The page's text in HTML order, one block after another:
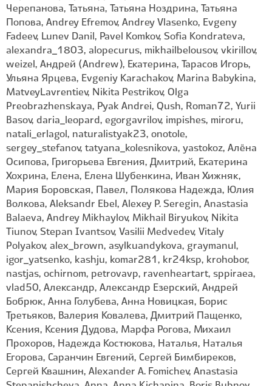
Черепанова, Татьяна, Татьяна Ноздрина, Татьяна
Попова, Andrey Efremov, Andrey Vlasenko, Evgeny
Fadeev, Lunev Danil, Pavel Komkov, Sofia Kondrateva,
alexandra_1803, alopecurus, mikhailbelousov, vkirillov,
weizel, Андрей (Andrew), Екатерина, Тарасов Игорь,
Ульяна Ярцева, Evgeniy Karachakov, Marina Babykina,
MatveyLavrentiev, Nikita Pestrikov, Olga
Preobrazhenskaya, Pyak Andrei, Qush, Roman72, Yurii
Basov, daria_leopard, egorgavrilov, impishes, miroru,
natali_erlagol, naturalistyak23, onotole,
sergey_stefanov, tatyana_kolesnikova, yastokoz, Алёна
Осипова, Григорьева Евгения, Дмитрий, Екатерина
Хохрина, Елена, Елена Шубенкина, Иван Хижняк,
Мария Боровская, Павел, Полякова Надежда, Юлия
Волкова, Aleksandr Ebel, Alexey P. Seregin, Anastasia
Balaeva, Andrey Mikhaylov, Mikhail Biryukov, Nikita
Tiunov, Stepan Ivantsov, Vasilii Medvedev, Vitaly
Polyakov, alex_brown, asylkuandykova, graymanul,
igor_yatsenko, kashju, komar281, kr24ksp, krohobor,
nastjas, ochirnom, petrovavp, ravenheartart, sppiraea,
vlad50, Александр, Александр Езерский, Андрей
Бобрюк, Анна Голубева, Анна Новицкая, Борис
Третьяков, Валерия Ковалева, Дмитрий Пащенко,
Ксения, Ксения Дудова, Марфа Рогова, Михаил
Прохоров, Надежда Костюкова, Наталья, Наталья
Егорова, Саранчин Евгений, Сергей Бимбиреков,
Сергей Квашнин, Alexander A. Fomichev, Anastasia